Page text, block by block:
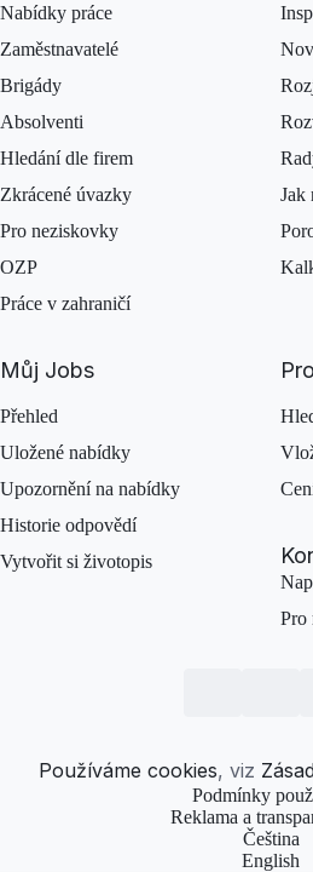
Nabídky práce
Zaměstnavatelé
Brigády
Absolventi
Hledání dle firem
Zkrácené úvazky
Pro neziskovky
OZP
Práce v zahraničí
Jak
Můj Jobs
Přehled
Uložené nabídky
Upozornění na nabídky
Historie odpovědí
Vytvořit si životopis
Pro
Používáme cookies, viz
Podmínky
Reklama a
Čeština
English